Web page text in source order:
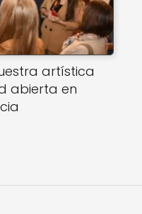
artística
abierta en